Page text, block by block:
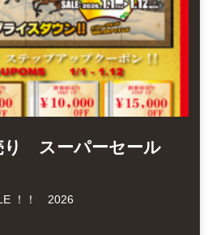
り スーパーセール
！！ 2026